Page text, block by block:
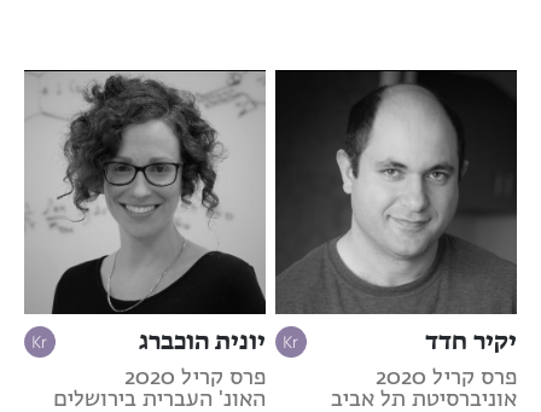
יקיר חדד
פרס קריל 2020
אוניברסיטת תל אביב
יונית הוכברג
פרס קריל 2020
האונ' העברית בירושלים